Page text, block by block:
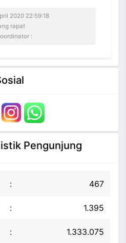
2020 22:59:18
rapat
:
Pengunjung
: 467
: 1.395
: 1.333.075